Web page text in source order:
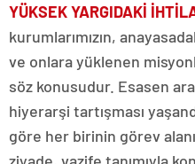
YÜKSEK YARGIDAKİ
kurumlarımızın,
ve onlara yüklenen
söz konusudur. Esasen
hiyerarşi tartışması
göre her birinin görev